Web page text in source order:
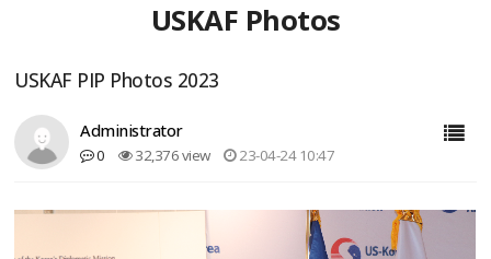
USKAF Photos
USKAF PIP Photos 2023
Administrator
0 32,376 view 23-04-24 10:47